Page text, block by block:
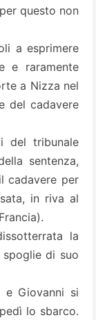
questo non
a esprimere
e raramente
a Nizza nel
del cadavere
del tribunale
sentenza,
cadavere per
in riva al
la
di suo
e Giovanni si
lo sbarco.